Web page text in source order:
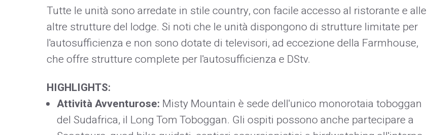
Tutte le unità sono arredate in stile country, con facile accesso al ristorante e alle
altre strutture del lodge. Si noti che le unità dispongono di strutture limitate per
l'autosufficienza e non sono dotate di televisori, ad eccezione della Farmhouse,
che offre strutture complete per l'autosufficienza e DStv.
HIGHLIGHTS:
Attività Avventurose: Misty Mountain è sede dell'unico monorotaia toboggan
del Sudafrica, il Long Tom Toboggan. Gli ospiti possono anche partecipare a